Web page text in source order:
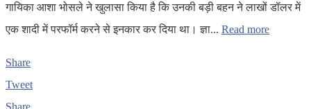
गायिका आशा भोसले ने खुलासा किया है कि उनकी बड़ी बहन ने लाखों डॉलर में
एक शादी में परफॉर्म करने से इनकार कर दिया था। ज्ञा... Read more
Share
Tweet
Share